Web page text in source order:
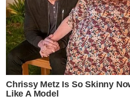
Chrissy Metz Is So Skinny
Like A Model